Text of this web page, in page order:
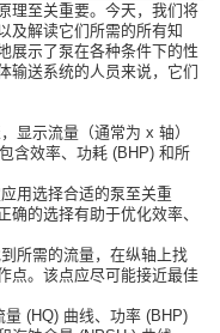
理至关重要。今天，我们将
解读它们所需的所有知
展示了泵在各种条件下的性
输送系统的人员来说，它们
显示流量（通常为 x 轴）
含效率、功耗 (BHP) 和所
用选择合适的泵至关重
的选择有助于优化效率、
所需的流量，在纵轴上找
点。该点应尽可能接近最佳
(HQ) 曲线、功率 (BHP)